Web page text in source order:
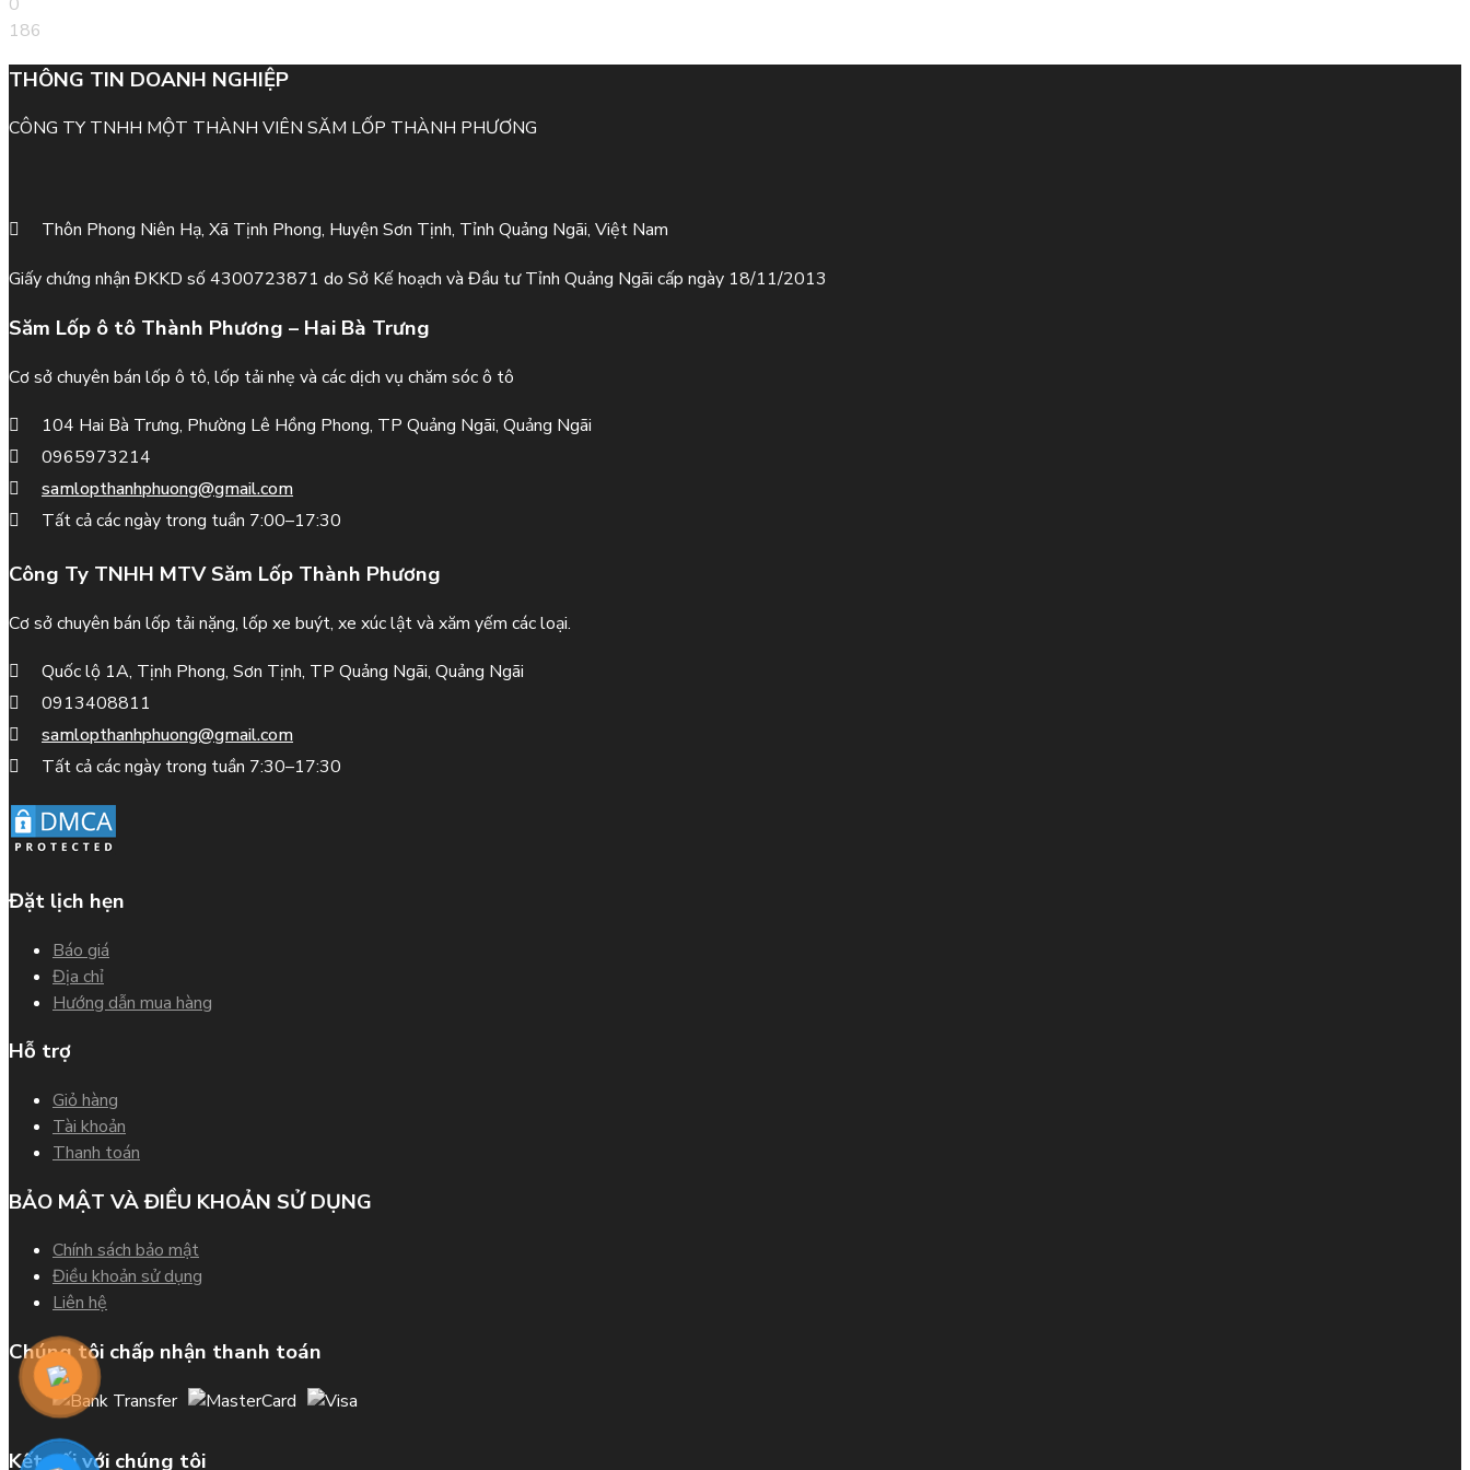
186
THÔNG TIN DOANH NGHIỆP
CÔNG TY TNHH MỘT THÀNH VIÊN SĂM LỐP THÀNH PHƯƠNG
Thôn Phong Niên Hạ, Xã Tịnh Phong, Huyện Sơn Tịnh, Tỉnh Quảng Ngãi, Việt Nam
Giấy chứng nhận ĐKKD số 4300723871 do Sở Kế hoạch và Đầu tư Tỉnh Quảng Ngãi cấp ngày 18/11/2013
Săm Lốp ô tô Thành Phương – Hai Bà Trưng
Cơ sở chuyên bán lốp ô tô, lốp tải nhẹ và các dịch vụ chăm sóc ô tô
104 Hai Bà Trưng, Phường Lê Hồng Phong, TP Quảng Ngãi, Quảng Ngãi
0965973214
samlopthanhphuong@gmail.com
Tất cả các ngày trong tuần 7:00–17:30
Công Ty TNHH MTV Săm Lốp Thành Phương
Cơ sở chuyên bán lốp tải nặng, lốp xe buýt, xe xúc lật và xăm yếm các loại.
Quốc lộ 1A, Tịnh Phong, Sơn Tịnh, TP Quảng Ngãi, Quảng Ngãi
0913408811
samlopthanhphuong@gmail.com
Tất cả các ngày trong tuần 7:30–17:30
Đặt lịch hẹn
Báo giá
Địa chỉ
Hướng dẫn mua hàng
Hỗ trợ
Giỏ hàng
Tài khoản
Thanh toán
BẢO MẬT VÀ ĐIỀU KHOẢN SỬ DỤNG
Chính sách bảo mật
Điều khoản sử dụng
Liên hệ
Chúng tôi chấp nhận thanh toán
Kết nối với chúng tôi